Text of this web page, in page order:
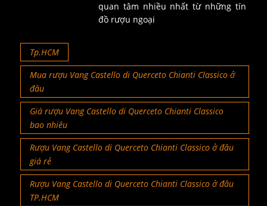
quan tâm nhiều nhất từ những tín
đồ rượu ngoại
Tp.HCM
Mua rượu Vang Castello di Querceto Chianti Classico ở
đâu
Giá rượu Vang Castello di Querceto Chianti Classico
bao nhiêu
Rượu Vang Castello di Querceto Chianti Classico ở đâu
giá rẻ
Rượu Vang Castello di Querceto Chianti Classico ở đâu
TP.HCM